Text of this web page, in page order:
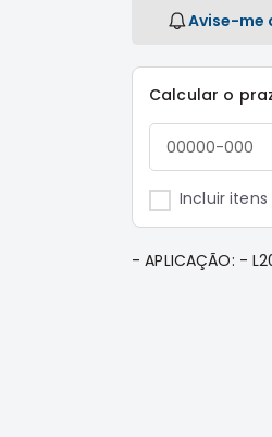
Avise-me
Calcular o
Incluir
- APLICAÇÃO: -